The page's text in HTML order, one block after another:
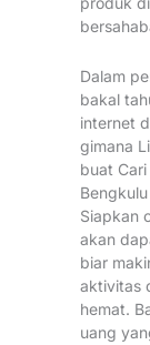
Dalam
bakal
internet
gimana
buat
Siapkan
akan
biar
aktivitas
hemat.
uang